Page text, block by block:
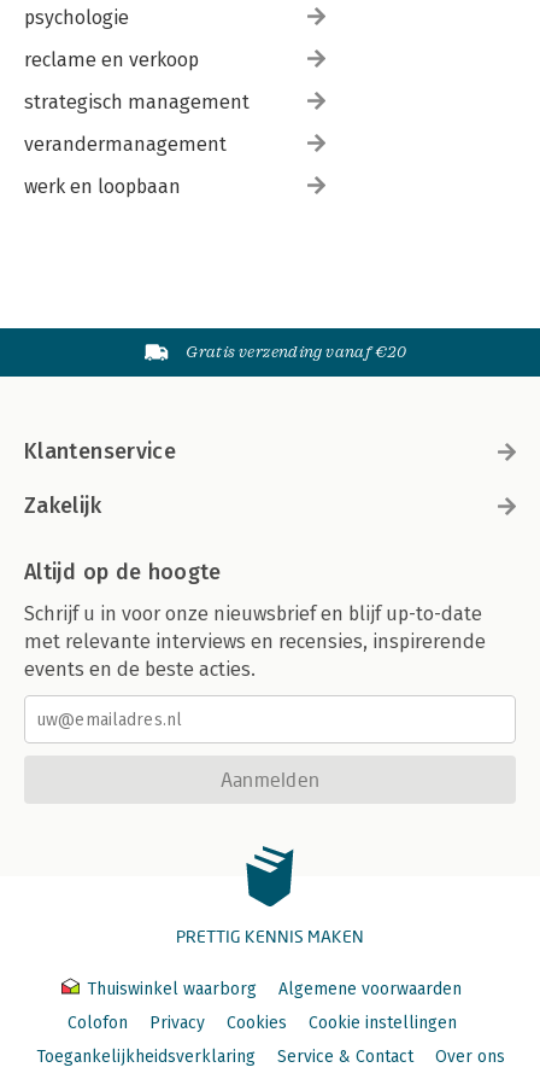
psychologie
reclame en verkoop
strategisch management
verandermanagement
werk en loopbaan
Gratis verzending vanaf €20
Klantenservice
Zakelijk
Altijd op de hoogte
Schrijf u in voor onze nieuwsbrief en blijf up-to-date
met relevante interviews en recensies, inspirerende
events en de beste acties.
Aanmelden
PRETTIG KENNIS MAKEN
Thuiswinkel waarborg
Algemene voorwaarden
Colofon
Privacy Cookies
Cookie instellingen
Toegankelijkheidsverklaring
Service & Contact Over ons